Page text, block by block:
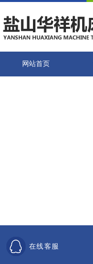
网站首页
在线客服